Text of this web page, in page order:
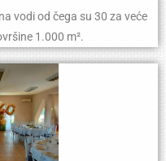
vodi od čega su 30 za veće
1.000 m².